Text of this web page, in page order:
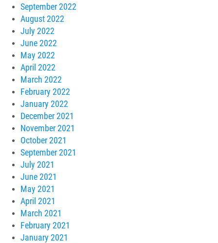
September 2022
August 2022
July 2022
June 2022
May 2022
April 2022
March 2022
February 2022
January 2022
December 2021
November 2021
October 2021
September 2021
July 2021
June 2021
May 2021
April 2021
March 2021
February 2021
January 2021